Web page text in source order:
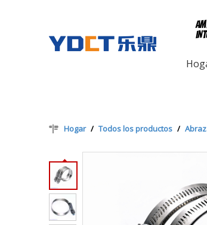
Hogar / Todos los productos /